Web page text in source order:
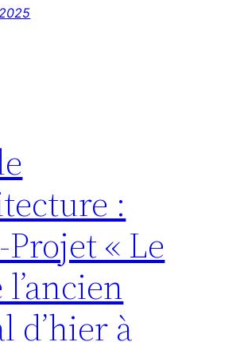
:
« Le
d’hier à